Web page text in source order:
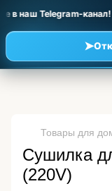
наш Telegram-канал!
➤
Товары для
Сушилка
(220V)